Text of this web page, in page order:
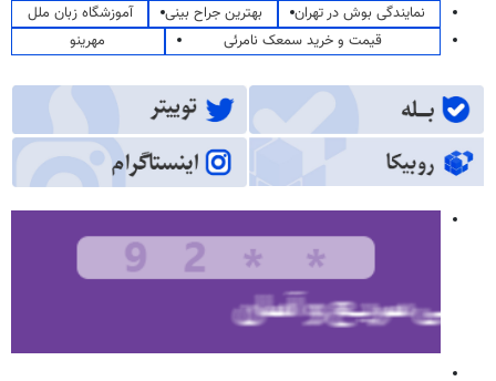
نمایندگی بوش در تهران
بهترین جراح بینی
آموزشگاه زبان ملل
قیمت و خرید سمعک نامرئی
مهرینو